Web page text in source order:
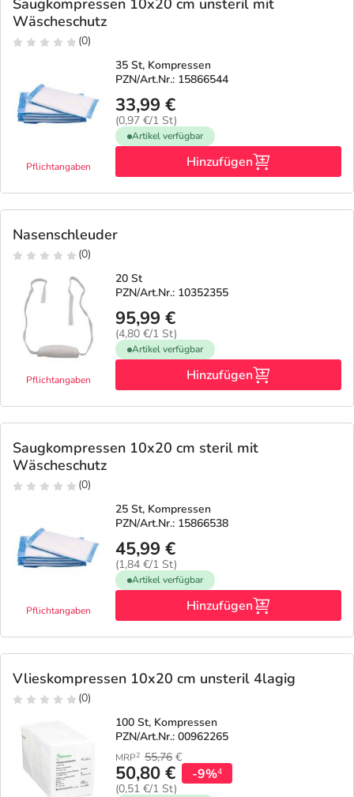
Tierapotheke
Vitamine & Mineralstoffe
Salus Deals
Saugkompressen 10x20 cm unsteril mit
Wäscheschutz
(0)
Pflichtangaben
35 St, Kompressen
PZN/Art.Nr.: 15866544
33,99 €
(0,97 €/1 St)
Artikel verfügbar
Hinzufügen
Nasenschleuder
(0)
Pflichtangaben
20 St
PZN/Art.Nr.: 10352355
95,99 €
(4,80 €/1 St)
Artikel verfügbar
Hinzufügen
Saugkompressen 10x20 cm steril mit
Wäscheschutz
(0)
Pflichtangaben
25 St, Kompressen
PZN/Art.Nr.: 15866538
45,99 €
(1,84 €/1 St)
Artikel verfügbar
Hinzufügen
Vlieskompressen 10x20 cm unsteril 4lagig
(0)
100 St, Kompressen
PZN/Art.Nr.: 00962265
MRP2 55,76 €
50,80 €
(0,51 €/1 St)
-9%4